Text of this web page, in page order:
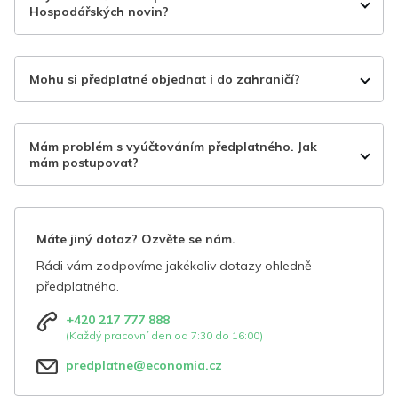
Hospodářských novin?
Mohu si předplatné objednat i do zahraničí?
Mám problém s vyúčtováním předplatného. Jak
mám postupovat?
Máte jiný dotaz? Ozvěte se nám.
Rádi vám zodpovíme jakékoliv dotazy ohledně
předplatného.
+420 217 777 888
(Každý pracovní den od 7:30 do 16:00)
predplatne@economia.cz